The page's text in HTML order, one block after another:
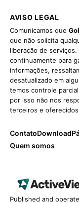
AVISO LEGAL
Comunicamos que
que não solicita
liberação de
continuamente para
informações,
desatualizado em
temos controle
por isso não nos
terceiros e
ContatoDownload
Quem somos
Published and